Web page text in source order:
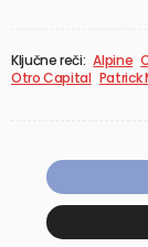
Ključne reči: Alpine
Otro Capital Patrick